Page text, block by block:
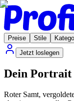
Preise Stile
Jetzt loslegen
Dein Portrait
Roter Samt,